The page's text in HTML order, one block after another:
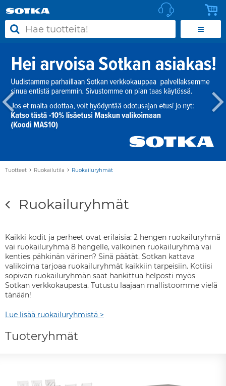
Tuotteet › Ruokailutila › Ruokailuryhmät
Ruokailuryhmät
Kaikki kodit ja perheet ovat erilaisia: 2 hengen ruokailuryhmä
vai ruokailuryhmä 8 hengelle, valkoinen ruokailuryhmä vai
kenties pähkinän värinen? Sinä päätät. Sotkan kattava
valikoima tarjoaa ruokailuryhmät kaikkiin tarpeisiin. Kotiisi
sopivan ruokailuryhmän saat hankittua helposti myös
Sotkan verkkokaupasta. Tutustu laajaan mallistoomme vielä
tänään!
Lue lisää ruokailuryhmistä >
Tuoteryhmät